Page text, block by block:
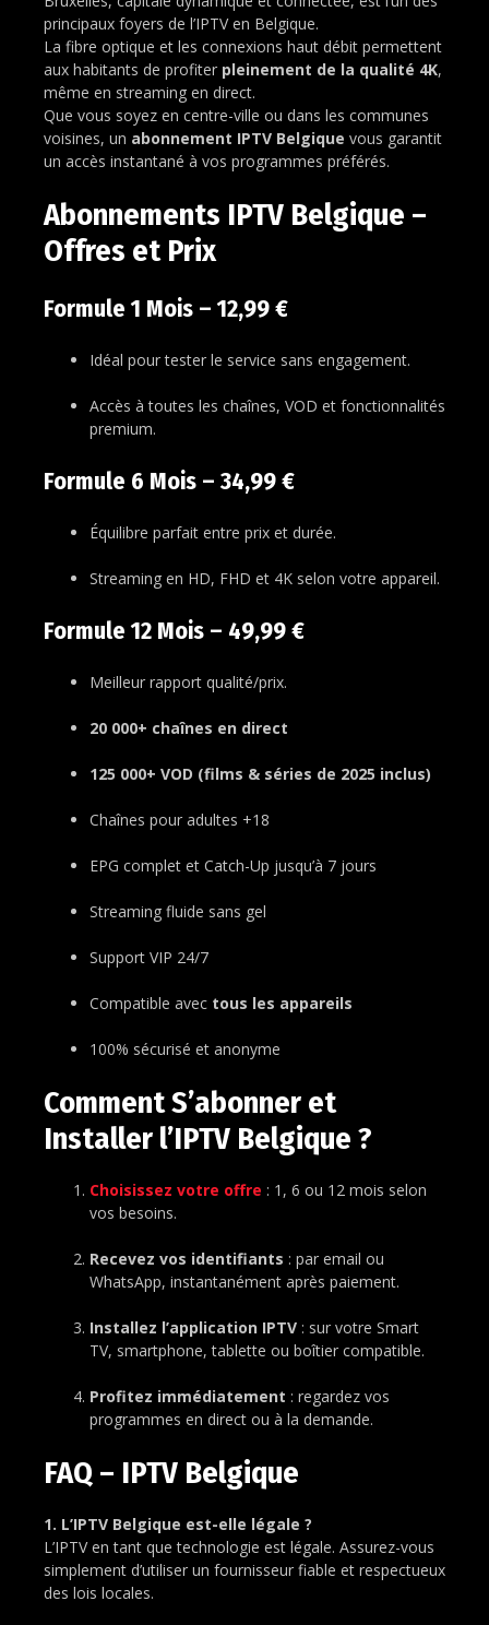
principaux foyers de l’IPTV en Belgique.
La fibre optique et les connexions haut débit permettent
aux habitants de profiter pleinement de la qualité 4K,
même en streaming en direct.
Que vous soyez en centre-ville ou dans les communes
voisines, un abonnement IPTV Belgique vous garantit
un accès instantané à vos programmes préférés.
Abonnements IPTV Belgique –
Offres et Prix
Formule 1 Mois – 12,99 €
Idéal pour tester le service sans engagement.
Accès à toutes les chaînes, VOD et fonctionnalités
premium.
Formule 6 Mois – 34,99 €
Équilibre parfait entre prix et durée.
Streaming en HD, FHD et 4K selon votre appareil.
Formule 12 Mois – 49,99 €
Meilleur rapport qualité/prix.
20 000+ chaînes en direct
125 000+ VOD (films & séries de 2025 inclus)
Chaînes pour adultes +18
EPG complet et Catch-Up jusqu’à 7 jours
Streaming fluide sans gel
Support VIP 24/7
Compatible avec tous les appareils
100% sécurisé et anonyme
Comment S’abonner et
Installer l’IPTV Belgique ?
Choisissez votre offre : 1, 6 ou 12 mois selon
vos besoins.
Recevez vos identifiants : par email ou
WhatsApp, instantanément après paiement.
Installez l’application IPTV : sur votre Smart
TV, smartphone, tablette ou boîtier compatible.
Profitez immédiatement : regardez vos
programmes en direct ou à la demande.
FAQ – IPTV Belgique
1. L’IPTV Belgique est-elle légale ?
L’IPTV en tant que technologie est légale. Assurez-vous
simplement d’utiliser un fournisseur fiable et respectueux
des lois locales.